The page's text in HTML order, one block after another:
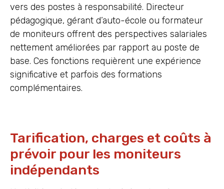
vers des postes à responsabilité. Directeur
pédagogique, gérant d’auto-école ou formateur
de moniteurs offrent des perspectives salariales
nettement améliorées par rapport au poste de
base. Ces fonctions requièrent une expérience
significative et parfois des formations
complémentaires.
Tarification, charges et coûts à
prévoir pour les moniteurs
indépendants